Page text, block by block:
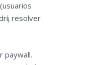
resolver
paywall.